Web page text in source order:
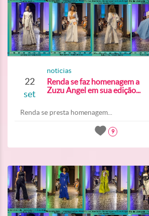
22
set
noticias
Renda se faz homenagem a
Zuzu Angel em sua edição...
Renda se presta homenagem...
9